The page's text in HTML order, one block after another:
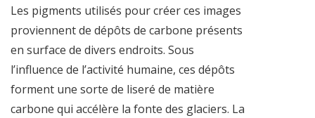
Les pigments utilisés pour créer ces images
proviennent de dépôts de carbone présents
en surface de divers endroits. Sous
l’influence de l’activité humaine, ces dépôts
forment une sorte de liseré de matière
carbone qui accélère la fonte des glaciers. La